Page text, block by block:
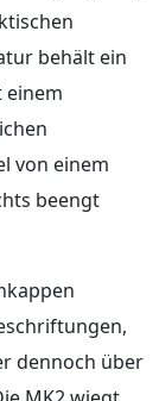
behält ein
einem
von einem
beengt
dennoch über